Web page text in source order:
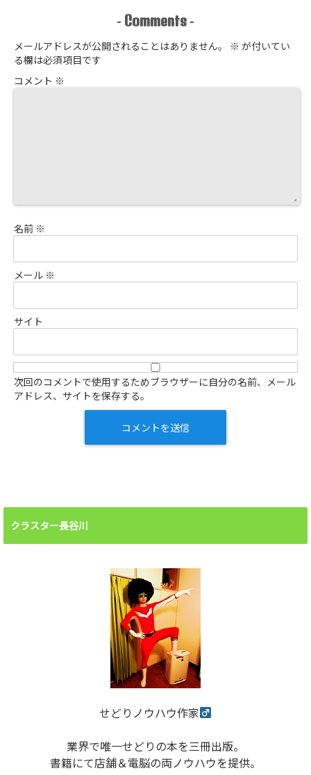
- Comments -
メールアドレスが公開されることはありません。 ※ が付いてい
る欄は必須項目です
コメント ※
名前 ※
メール ※
サイト
次回のコメントで使用するためブラウザーに自分の名前、メール
アドレス、サイトを保存する。
クラスター長谷川
せどりノウハウ作家
業界で唯一せどりの本を三冊出版。
書籍にて店舗＆電脳の両ノウハウを提供。